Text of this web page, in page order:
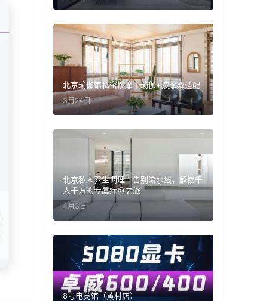
北京瑜伽馆私密按摩｜瑜伽+按摩双适配
3月24日
北京私人养生调理｜告别流水线，解锁千
人千方的专属疗愈之旅
4月3日
8号电竞馆（黄村店）